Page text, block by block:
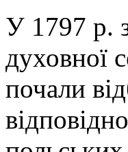
У 1797 р.
духовної
почали